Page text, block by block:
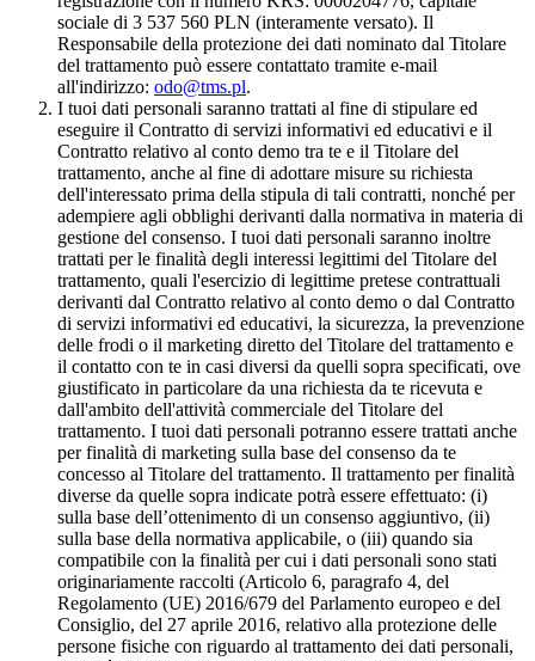
sociale di 3 537 560 PLN (interamente versato). Il
Responsabile della protezione dei dati nominato dal Titolare
del trattamento può essere contattato tramite e-mail
all'indirizzo: odo@tms.pl.
I tuoi dati personali saranno trattati al fine di stipulare ed
eseguire il Contratto di servizi informativi ed educativi e il
Contratto relativo al conto demo tra te e il Titolare del
trattamento, anche al fine di adottare misure su richiesta
dell'interessato prima della stipula di tali contratti, nonché per
adempiere agli obblighi derivanti dalla normativa in materia di
gestione del consenso. I tuoi dati personali saranno inoltre
trattati per le finalità degli interessi legittimi del Titolare del
trattamento, quali l'esercizio di legittime pretese contrattuali
derivanti dal Contratto relativo al conto demo o dal Contratto
di servizi informativi ed educativi, la sicurezza, la prevenzione
delle frodi o il marketing diretto del Titolare del trattamento e
il contatto con te in casi diversi da quelli sopra specificati, ove
giustificato in particolare da una richiesta da te ricevuta e
dall'ambito dell'attività commerciale del Titolare del
trattamento. I tuoi dati personali potranno essere trattati anche
per finalità di marketing sulla base del consenso da te
concesso al Titolare del trattamento. Il trattamento per finalità
diverse da quelle sopra indicate potrà essere effettuato: (i)
sulla base dell’ottenimento di un consenso aggiuntivo, (ii)
sulla base della normativa applicabile, o (iii) quando sia
compatibile con la finalità per cui i dati personali sono stati
originariamente raccolti (Articolo 6, paragrafo 4, del
Regolamento (UE) 2016/679 del Parlamento europeo e del
Consiglio, del 27 aprile 2016, relativo alla protezione delle
persone fisiche con riguardo al trattamento dei dati personali,